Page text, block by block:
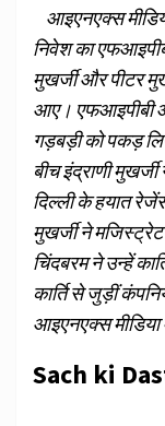
आइएनएक्स
निवेश का
मुखर्जी और पीटर
आए। एफआइपीबी
गड़बड़ी को पकड़
बीच इंद्राणी
दिल्ली के हयात
मुखर्जी ने
चिंदबरम ने उन्हें
कार्ति से जुड़ीं
आइएनएक्स मीडिया
Sach ki